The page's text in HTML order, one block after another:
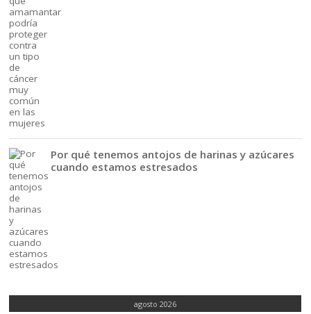
Por qué tenemos antojos de harinas y azúcares
cuando estamos estresados
agosto 2026